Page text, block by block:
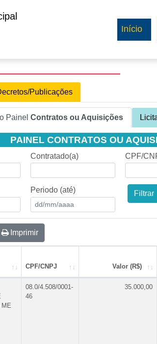
Início
Publicações
Painel Contratos ou Aquisições
PAINEL CONTRATOS OU
Contratado(a) CPF/
Periodo (até) Filtrar
Imprimir
CPF/CNPJ Valor (R$)
ME
08.0/4.508/0001-
46
35.000,00